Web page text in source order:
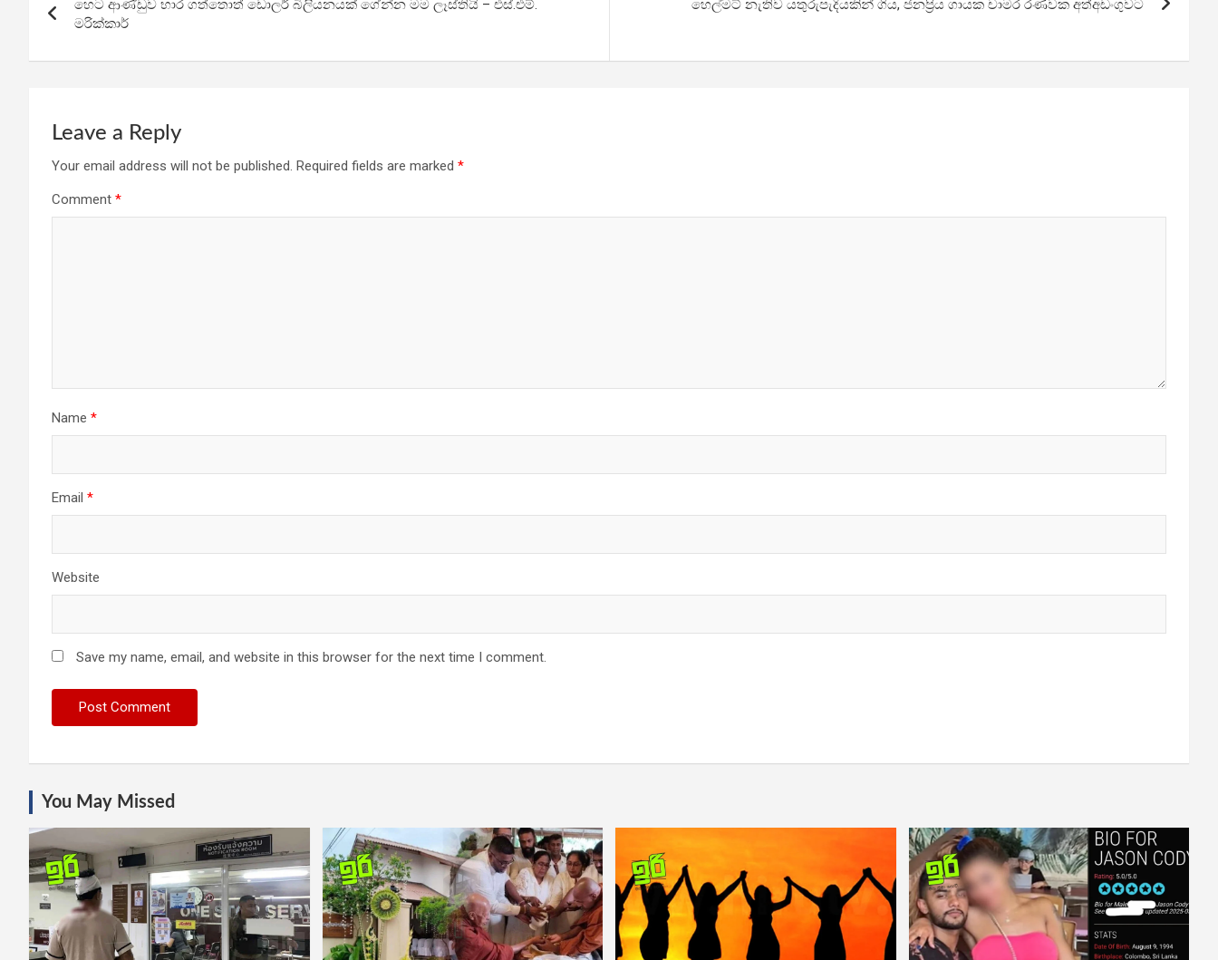
o
k
p
navigation
හෙට ආණ්ඩුව භාර ගත්තොත් ඩොලර් බිලියනයක් ගේන්න මම ලෑස්තියි – එස්.එම්.
මරික්කාර්
හෙල්මට් නැතිව යතුරුපැදියකින් ගිය, ජනප්‍රිය ගායක චාමර රණවක අත්අඩංගුවට
Leave a Reply
Your email address will not be published. Required fields are marked *
Comment *
Name *
Email *
Website
Save my name, email, and website in this browser for the next time I comment.
You May Missed